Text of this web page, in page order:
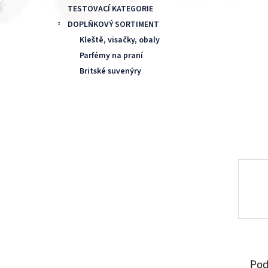
TESTOVACÍ KATEGORIE
DOPLŇKOVÝ SORTIMENT
Kleště, visačky, obaly
Parfémy na praní
Britské suvenýry